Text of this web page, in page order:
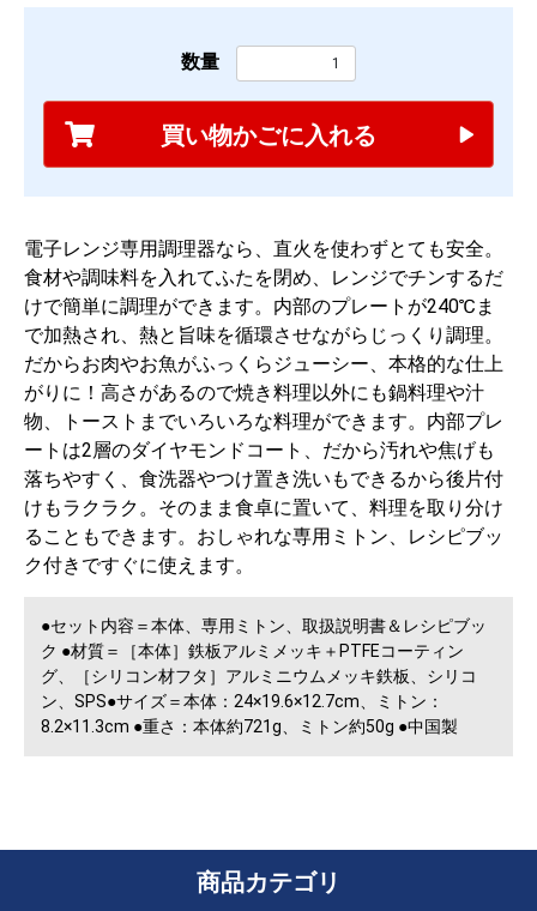
数量
買い物かごに入れる
電子レンジ専用調理器なら、直火を使わずとても安全。
食材や調味料を入れてふたを閉め、レンジでチンするだ
けで簡単に調理ができます。内部のプレートが240℃ま
で加熱され、熱と旨味を循環させながらじっくり調理。
だからお肉やお魚がふっくらジューシー、本格的な仕上
がりに！高さがあるので焼き料理以外にも鍋料理や汁
物、トーストまでいろいろな料理ができます。内部プレ
ートは2層のダイヤモンドコート、だから汚れや焦げも
落ちやすく、食洗器やつけ置き洗いもできるから後片付
けもラクラク。そのまま食卓に置いて、料理を取り分け
ることもできます。おしゃれな専用ミトン、レシピブッ
ク付きですぐに使えます。
●セット内容＝本体、専用ミトン、取扱説明書＆レシピブッ
ク ●材質＝［本体］鉄板アルミメッキ＋PTFEコーティン
グ、［シリコン材フタ］アルミニウムメッキ鉄板、シリコ
ン、SPS●サイズ＝本体：24×19.6×12.7cm、ミトン：
8.2×11.3cm ●重さ：本体約721g、ミトン約50g ●中国製
商品カテゴリ